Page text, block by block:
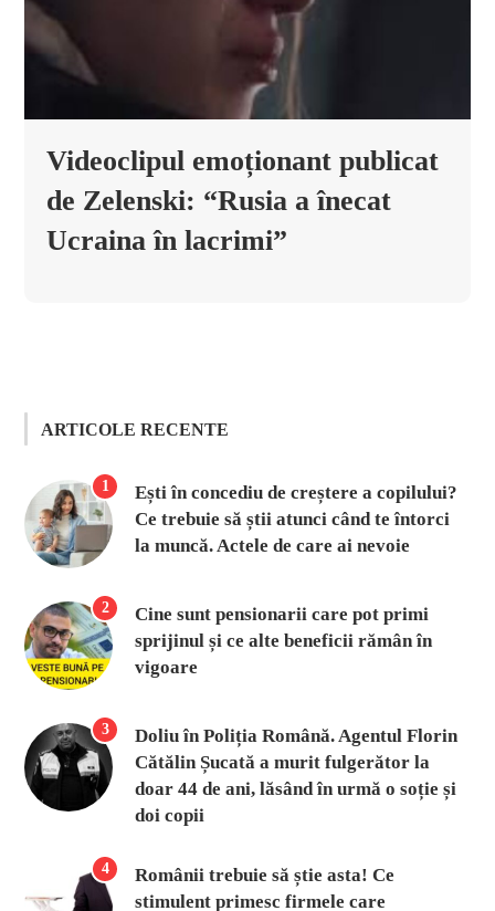
Videoclipul emoționant publicat
de Zelenski: “Rusia a înecat
Ucraina în lacrimi”
ARTICOLE RECENTE
1
Ești în concediu de creștere a copilului?
Ce trebuie să știi atunci când te întorci
la muncă. Actele de care ai nevoie
2
Cine sunt pensionarii care pot primi
sprijinul și ce alte beneficii rămân în
vigoare
3
Doliu în Poliția Română. Agentul Florin
Cătălin Șucată a murit fulgerător la
doar 44 de ani, lăsând în urmă o soție și
doi copii
4
Românii trebuie să știe asta! Ce
stimulent primesc firmele care